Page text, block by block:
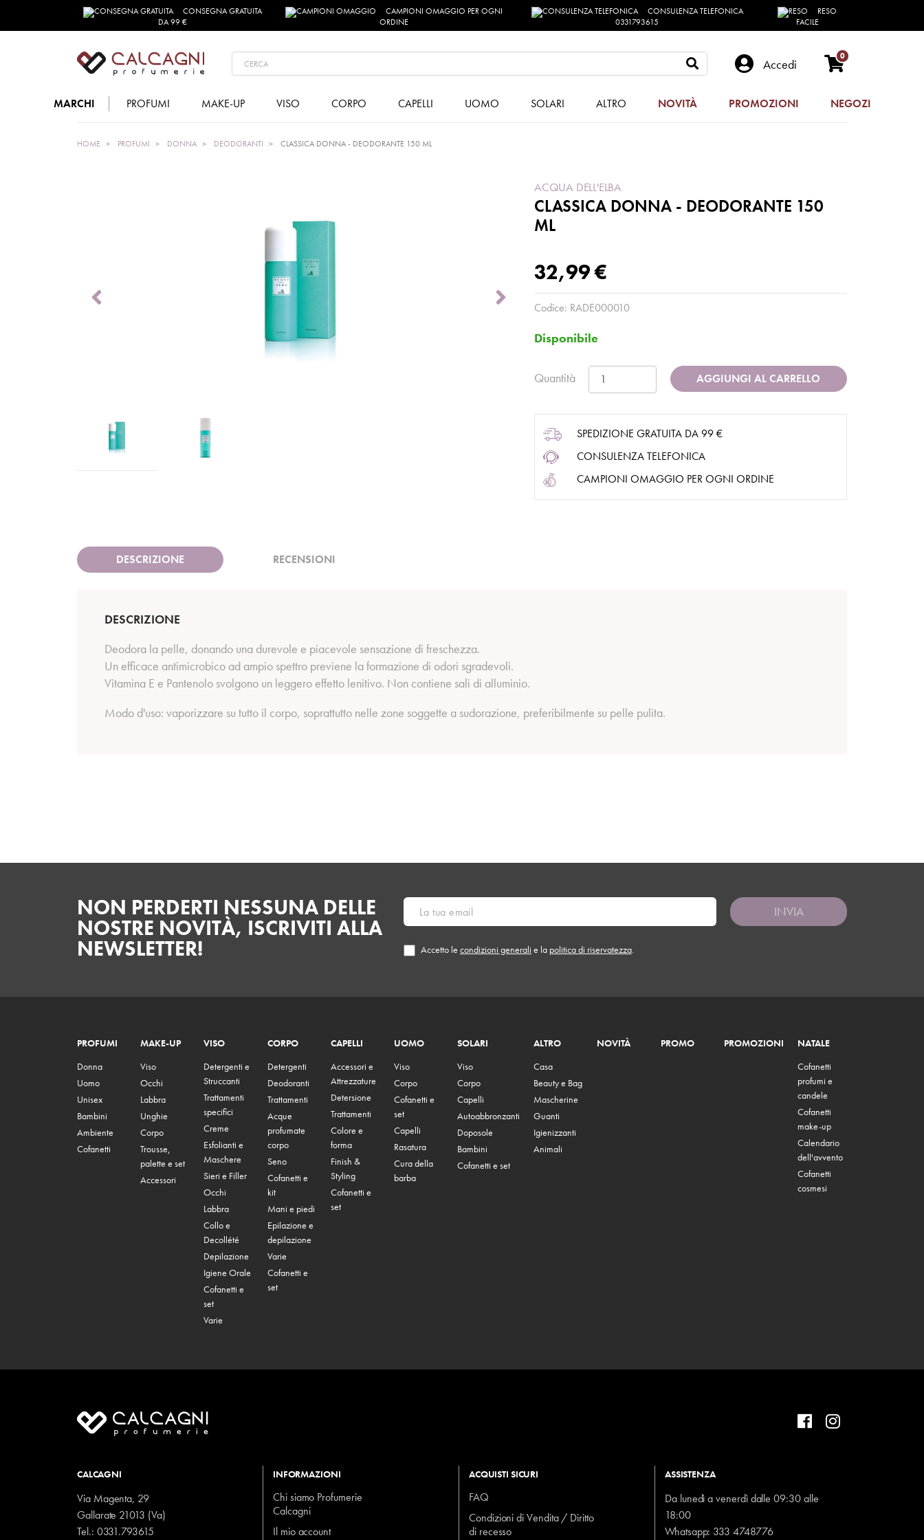
CONSEGNA GRATUITA
DA 99 €
CAMPIONI OMAGGIO PER OGNI
ORDINE
CONSULENZA TELEFONICA
0331793615
RESO
FACILE
Accedi
0
MARCHI PROFUMI MAKE-UP VISO CORPO CAPELLI UOMO SOLARI ALTRO NOVITÀ PROMOZIONI NEGOZI
HOME PROFUMI DONNA DEODORANTI CLASSICA DONNA - DEODORANTE 150 ML
ACQUA DELL'ELBA
CLASSICA DONNA - DEODORANTE 150
ML
32,99 €
Codice: RADE000010
Disponibile
Quantità AGGIUNGI AL CARRELLO
SPEDIZIONE GRATUITA DA 99 €
CONSULENZA TELEFONICA
CAMPIONI OMAGGIO PER OGNI ORDINE
DESCRIZIONE RECENSIONI
DESCRIZIONE
Deodora la pelle, donando una durevole e piacevole sensazione di freschezza.
Un efficace antimicrobico ad ampio spettro previene la formazione di odori sgradevoli.
Vitamina E e Pantenolo svolgono un leggero effetto lenitivo. Non contiene sali di alluminio.
Modo d'uso: vaporizzare su tutto il corpo, soprattutto nelle zone soggette a sudorazione, preferibilmente su pelle pulita.
NON PERDERTI NESSUNA DELLE
NOSTRE NOVITÀ, ISCRIVITI ALLA
NEWSLETTER! Accetto le condizioni generali e la politica di riservatezza.
INVIA
PROFUMI
Donna
Uomo
Unisex
Bambini
Ambiente
Cofanetti
MAKE-UP
Viso
Occhi
Labbra
Unghie
Corpo
Trousse,
palette e set
Accessori
VISO
Detergenti e
Struccanti
Trattamenti
specifici
Creme
Esfolianti e
Maschere
Sieri e Filler
Occhi
Labbra
Collo e
Decollété
Depilazione
Igiene Orale
Cofanetti e
set
Varie
CORPO
Detergenti
Deodoranti
Trattamenti
Acque
profumate
corpo
Seno
Cofanetti e
kit
Mani e piedi
Epilazione e
depilazione
Varie
Cofanetti e
set
CAPELLI
Accessori e
Attrezzature
Detersione
Trattamenti
Colore e
forma
Finish &
Styling
Cofanetti e
set
UOMO
Viso
Corpo
Cofanetti e
set
Capelli
Rasatura
Cura della
barba
SOLARI
Viso
Corpo
Capelli
Autoabbronzanti
Doposole
Bambini
Cofanetti e set
ALTRO
Casa
Beauty e Bag
Mascherine
Guanti
Igienizzanti
Animali
NOVITÀ PROMO PROMOZIONI
NATALE
Cofanetti
profumi e
candele
Cofanetti
make-up
Calendario
dell'avvento
Cofanetti
cosmesi
CALCAGNI
Via Magenta, 29
Gallarate 21013 (Va)
Tel.: 0331.793615
INFORMAZIONI
Chi siamo Profumerie
Calcagni
Il mio account
ACQUISTI SICURI
FAQ
Condizioni di Vendita / Diritto
di recesso
ASSISTENZA
Da lunedì a venerdì dalle 09:30 alle
18:00
Whatsapp: 333 4748776